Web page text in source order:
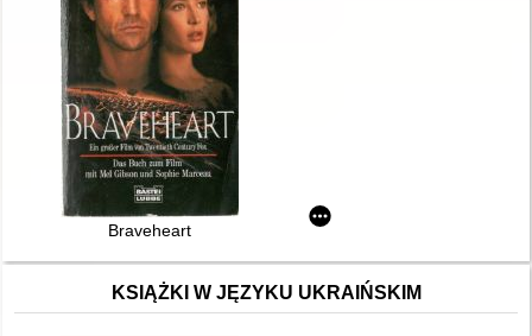
Braveheart
KSIĄŻKI W JĘZYKU UKRAIŃSKIM